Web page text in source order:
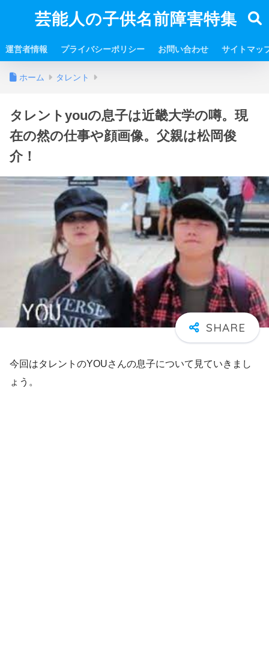
芸能人の子供名前障害特集
運営者情報 プライバシーポリシー お問い合わせ サイトマッ
ホーム タレント
タレントyouの息子は近畿大学の噂。現
在の然の仕事や顔画像。父親は松岡俊
介！
今回はタレントのYOUさんの息子について見ていきまし
ょう。